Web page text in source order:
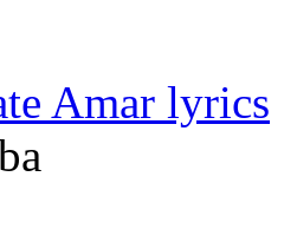
Amar lyrics